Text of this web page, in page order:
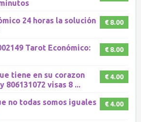
€ 8.00
24 horas la solución
€ 8.00
Tarot Económico:
€ 4.00
tiene en su corazon
806131072 visas 8 ...
€ 4.00
no todas somos iguales